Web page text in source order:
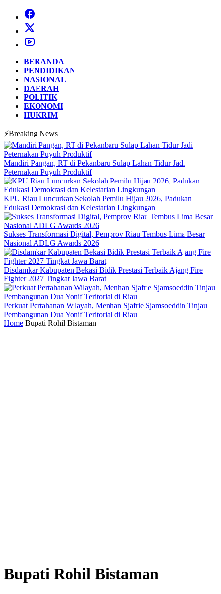
BERANDA
PENDIDIKAN
NASIONAL
DAERAH
POLITIK
EKONOMI
HUKRIM
⚡Breaking News
Mandiri Pangan, RT di Pekanbaru Sulap Lahan Tidur Jadi
Peternakan Puyuh Produktif
KPU Riau Luncurkan Sekolah Pemilu Hijau 2026, Padukan
Edukasi Demokrasi dan Kelestarian Lingkungan
Sukses Transformasi Digital, Pemprov Riau Tembus Lima Besar
Nasional ADLG Awards 2026
Disdamkar Kabupaten Bekasi Bidik Prestasi Terbaik Ajang Fire
Fighter 2027 Tingkat Jawa Barat
Perkuat Pertahanan Wilayah, Menhan Sjafrie Sjamsoeddin Tinjau
Pembangunan Dua Yonif Teritorial di Riau
Home Bupati Rohil Bistaman
Bupati Rohil Bistaman